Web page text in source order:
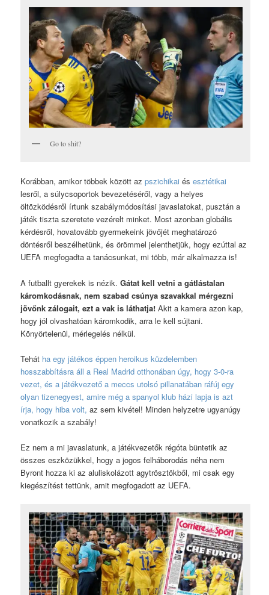
Go to shit?
Korábban, amikor többek között azpszichikai ésesztétikai
lesről, a súlycsoportok bevezetéséről, vagy a helyes
öltözködésről írtunk szabálymódosítási javaslatokat, pusztán a
játék tiszta szeretete vezérelt minket. Most azonban globális
kérdésről, hovatovább gyermekeink jövőjét meghatározó
döntésről beszélhetünk, és örömmel jelenthetjük, hogy ezúttal az
UEFA megfogadta a tanácsunkat, mi több, már alkalmazza is!
A futballt gyerekek is nézik.Gátat kell vetni a gátlástalan
káromkodásnak, nem szabad csúnya szavakkal mérgezni
jövőnk zálogait, ezt a vak is láthatja! Akit a kamera azon kap,
hogy jól olvashatóan káromkodik, arra le kell sújtani.
Könyörtelenül, mérlegelés nélkül.
Tehát ha egy játékos éppen heroikus küzdelemben
hosszabbításra áll a Real Madrid otthonában úgy, hogy 3-0-ra
vezet, és a játékvezető a meccs utolsó pillanatában ráfúj egy
olyan tizenegyest, amire még a spanyol klub házi lapja is azt
írja, hogy hiba volt, az sem kivétel! Minden helyzetre ugyanúgy
vonatkozik a szabály!
Ez nem a mi javaslatunk, a játékvezetők régóta büntetik az
összes eszközükkel, hogy a jogos felháborodás néha nem
Byront hozza ki az aluliskolázott agytrösztökből, mi csak egy
kiegészítést tettünk, amit megfogadott az UEFA.